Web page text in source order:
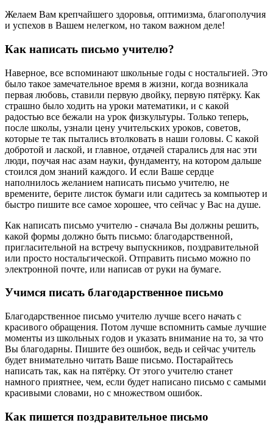
Желаем Вам крепчайшего здоровья, оптимизма, благополучия
и успехов в Вашем нелегком, но таком важном деле!
Как написать письмо учителю?
Наверное, все вспоминают школьные годы с ностальгией. Это
было такое замечательное время в жизни, когда возникала
первая любовь, ставили первую двойку, первую пятёрку. Как
страшно было ходить на уроки математики, и с какой
радостью все бежали на урок физкультуры. Только теперь,
после школы, узнали цену учительских уроков, советов,
которые те так пытались втолковать в наши головы. С какой
добротой и лаской, и главное, отдачей старались для нас эти
люди, поучая нас азам науки, фундаменту, на котором дальше
стоился дом знаний каждого. И если Ваше сердце
наполнилось желанием написать письмо учителю, не
времените, берите листок бумаги или садитесь за компьютер и
быстро пишите все самое хорошее, что сейчас у Вас на душе.
Как написать письмо учителю - сначала Вы должны решить,
какой формы должно быть письмо: благодарственной,
пригласительной на встречу выпускников, поздравительной
или просто ностальгической. Отправить письмо можно по
электронной почте, или написав от руки на бумаге.
Учимся писать благодарственное письмо
Благодарственное письмо учителю лучше всего начать с
красивого обращения. Потом лучше вспомнить самые лучшие
моменты из школьных годов и указать внимание на то, за что
Вы благодарны. Пишите без ошибок, ведь и сейчас учитель
будет внимательно читать Ваше письмо. Постарайтесь
написать так, как на пятёрку. От этого учителю станет
намного приятнее, чем, если будет написано письмо с самыми
красивыми словами, но с множеством ошибок.
Как пишется поздравительное письмо